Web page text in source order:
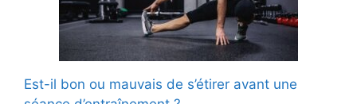
Est-il bon ou mauvais de s’étirer avant une